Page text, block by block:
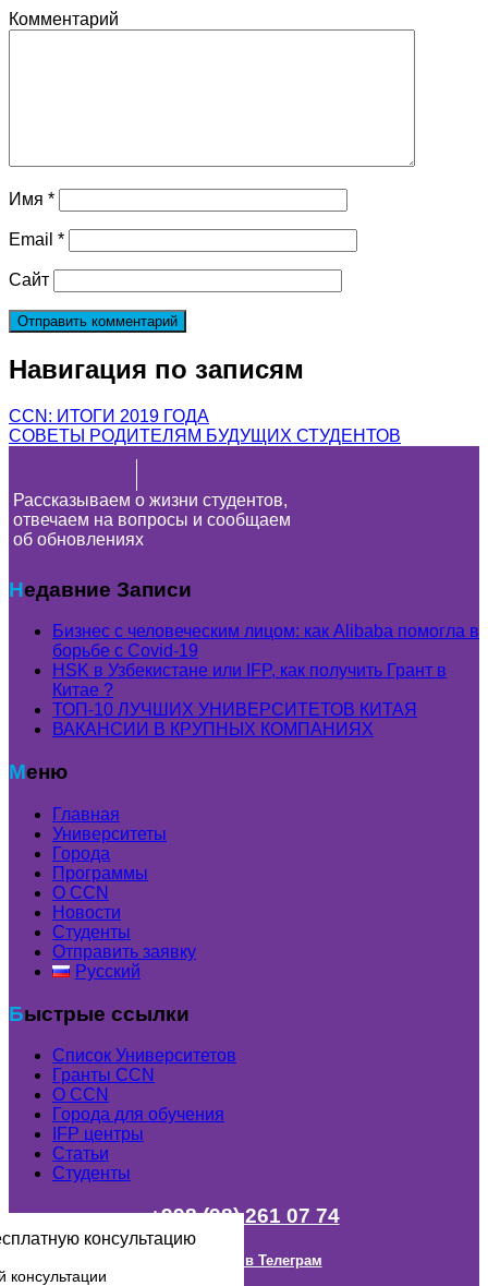
Комментарий
Имя *
Email *
Сайт
Навигация по записям
CCN: ИТОГИ 2019 ГОДА
СОВЕТЫ РОДИТЕЛЯМ БУДУЩИХ СТУДЕНТОВ
Рассказываем о жизни студентов,
отвечаем на вопросы и сообщаем
об обновлениях
Недавние Записи
Бизнес с человеческим лицом: как Alibaba помогла в
борьбе с Covid-19
HSK в Узбекистане или IFP, как получить Грант в
Китае ?
ТОП-10 ЛУЧШИХ УНИВЕРСИТЕТОВ КИТАЯ
ВАКАНСИИ В КРУПНЫХ КОМПАНИЯХ
Меню
Главная
Университеты
Города
Программы
О CCN
Новости
Студенты
Отправить заявку
Русский
Быстрые ссылки
Список Университетов
Гранты ССN
О ССN
Города для обучения
IFP центры
Статьи
Студенты
+998 (98) 261 07 74
Наш канал в Телеграм
консультацию
консультации